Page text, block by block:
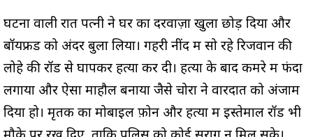
घटना वाली रात पत्नी ने घर का दरवाज़ा खुला छोड़ दिया और
बॉयफ्रेंड को अंदर बुला लिया। गहरी नींद में सो रहे रिजवान की
लोहे की रॉड से घोंपकर हत्या कर दी। हत्या के बाद कमरे में फंदा
लगाया और ऐसा माहौल बनाया जैसे चोरों ने वारदात को अंजाम
दिया हो। मृतक का मोबाइल फ़ोन और हत्या में इस्तेमाल रॉड भी